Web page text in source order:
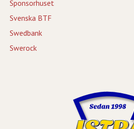
Sponsorhuset
Svenska BTF
Swedbank
Swerock